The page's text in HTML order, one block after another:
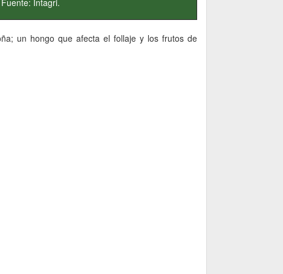
un hongo que afecta el follaje y los frutos de